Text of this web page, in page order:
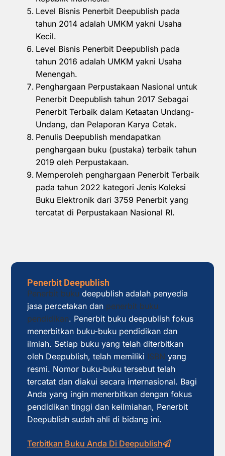
Level Bisnis Penerbit Deepublish pada
tahun 2014 adalah UMKM yakni Usaha
Kecil.
Level Bisnis Penerbit Deepublish pada
tahun 2016 adalah UMKM yakni Usaha
Menengah.
Penghargaan Perpustakaan Nasional untuk
Penerbit Deepublish tahun 2017 Sebagai
Penerbit Terbaik dalam Ketaatan Undang-
Undang, dan Pelaporan Karya Cetak.
Penulis Deepublish mendapatkan
penghargaan buku (pustaka) terbaik tahun
2019 oleh Perpustakaan.
Memperoleh penghargaan Penerbit Terbaik
pada tahun 2022 kategori Jenis Koleksi
Buku Elektronik dari 3759 Penerbit yang
tercatat di Perpustakaan Nasional RI.
Penerbit Deepublish
Penerbit buku deepublish adalah penyedia
jasa percetakan dan penerbit buku
pendidikan. Penerbit buku deepublish fokus
menerbitkan buku-buku pendidikan dan
ilmiah. Setiap buku yang telah diterbitkan
oleh Deepublish, telah memiliki ISBN yang
resmi. Nomor buku-buku tersebut telah
tercatat dan diakui secara internasional. Bagi
Anda yang ingin menerbitkan dengan fokus
pendidikan tinggi dan keilmiahan, Penerbit
Deepublish sudah ahli di bidang ini.
Terbitkan Buku Anda Di Deepublish